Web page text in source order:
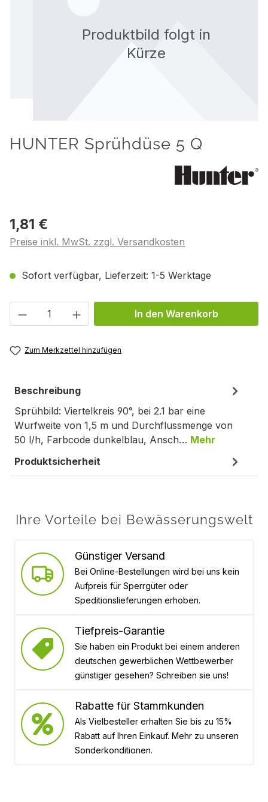
HUNTER Sprühdüse 5 Q
1,81 €
Preise inkl. MwSt. zzgl. Versandkosten
Sofort verfügbar, Lieferzeit: 1-5 Werktage
Produkt Anzahl: Gib den gewünschten
In den Warenkorb
Zum Merkzettel hinzufügen
Beschreibung
Sprühbild: Viertelkreis 90°, bei 2.1 bar eine
Wurfweite von 1,5 m und Durchflussmenge von
50 l/h, Farbcode dunkelblau, Ansch… Mehr
Produktsicherheit
Ihre Vorteile bei Bewässerungswelt
Günstiger Versand
Bei Online-Bestellungen wird bei uns kein
Aufpreis für Sperrgüter oder
Speditionslieferungen erhoben.
Tiefpreis-Garantie
Sie haben ein Produkt bei einem anderen
deutschen gewerblichen Wettbewerber
günstiger gesehen? Schreiben sie uns!
Rabatte für Stammkunden
Als Vielbesteller erhalten Sie bis zu 15%
Rabatt auf Ihren Einkauf. Mehr zu unseren
Sonderkonditionen.